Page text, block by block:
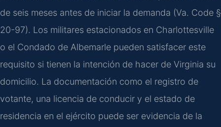
de seis meses antes de iniciar la demanda (Va. Code §
20-97). Los militares estacionados en Charlottesville
o el Condado de Albemarle pueden satisfacer este
requisito si tienen la intención de hacer de Virginia su
domicilio. La documentación como el registro de
votante, una licencia de conducir y el estado de
residencia en el ejército puede ser evidencia de la